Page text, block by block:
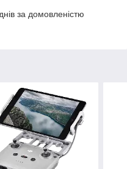
за домовленістю